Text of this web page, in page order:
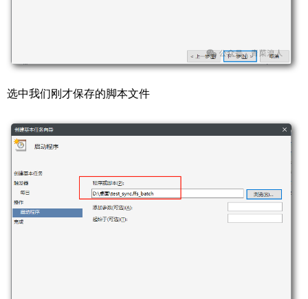
选中我们刚才保存的脚本文件